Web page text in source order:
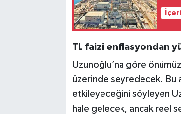
TL faizi enflasyondan
Uzunoğlu’na göre
üzerinde seyredecek. Bu
etkileyeceğini söyleyen
hale gelecek, ancak reel